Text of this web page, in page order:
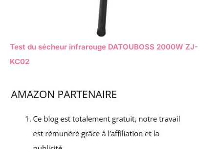
Test du sécheur infrarouge DATOUBOSS 2000W ZJ-
KC02